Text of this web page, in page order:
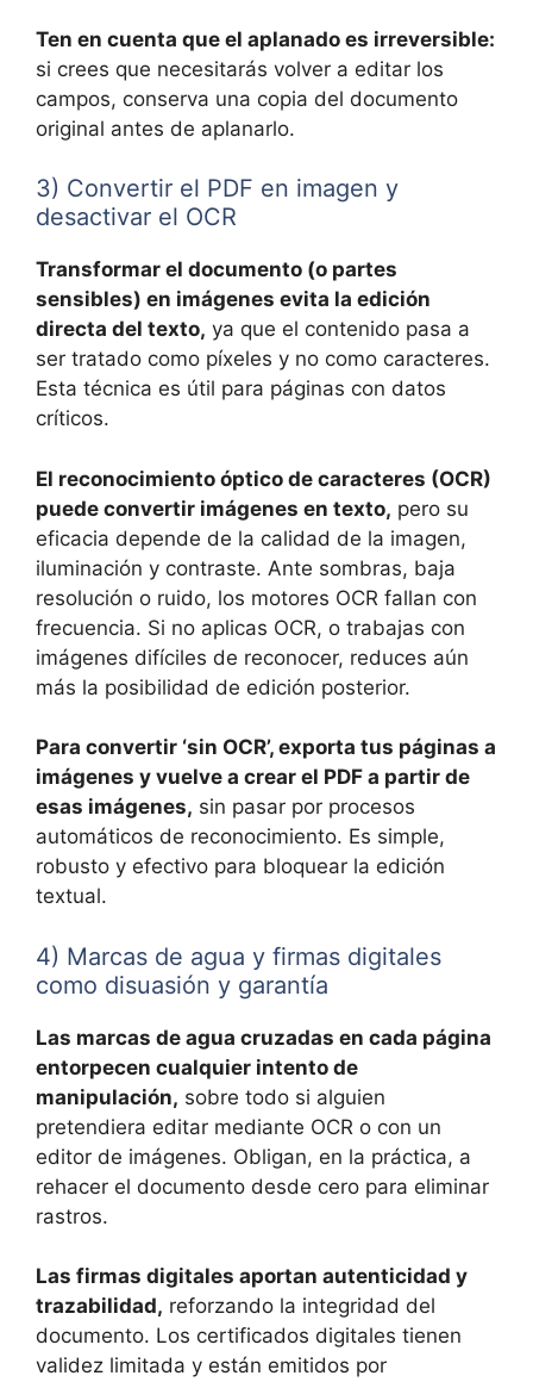
Ten en cuenta que el aplanado es irreversible:
si crees que necesitarás volver a editar los
campos, conserva una copia del documento
original antes de aplanarlo.
3) Convertir el PDF en imagen y
desactivar el OCR
Transformar el documento (o partes
sensibles) en imágenes evita la edición
directa del texto, ya que el contenido pasa a
ser tratado como píxeles y no como caracteres.
Esta técnica es útil para páginas con datos
críticos.
El reconocimiento óptico de caracteres (OCR)
puede convertir imágenes en texto, pero su
eficacia depende de la calidad de la imagen,
iluminación y contraste. Ante sombras, baja
resolución o ruido, los motores OCR fallan con
frecuencia. Si no aplicas OCR, o trabajas con
imágenes difíciles de reconocer, reduces aún
más la posibilidad de edición posterior.
Para convertir ‘sin OCR’, exporta tus páginas a
imágenes y vuelve a crear el PDF a partir de
esas imágenes, sin pasar por procesos
automáticos de reconocimiento. Es simple,
robusto y efectivo para bloquear la edición
textual.
4) Marcas de agua y firmas digitales
como disuasión y garantía
Las marcas de agua cruzadas en cada página
entorpecen cualquier intento de
manipulación, sobre todo si alguien
pretendiera editar mediante OCR o con un
editor de imágenes. Obligan, en la práctica, a
rehacer el documento desde cero para eliminar
rastros.
Las firmas digitales aportan autenticidad y
trazabilidad, reforzando la integridad del
documento. Los certificados digitales tienen
validez limitada y están emitidos por